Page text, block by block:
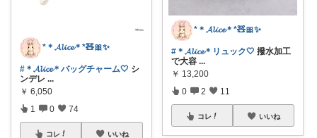
*＊𝓐𝓵𝓲𝓬𝓮＊*🧸🎀✨
#＊𝓐𝓵𝓲𝓬𝓮＊バッグチャーム🤍 シ
ンデレ ...
￥ 6,050
1 0 74
コレ いいね
*＊𝓐𝓵𝓲𝓬𝓮＊*🧸🎀✨
#＊𝓐𝓵𝓲𝓬𝓮＊リュック🤍 撥水加工
で大容 ...
￥ 13,200
0 2 11
コレ いいね